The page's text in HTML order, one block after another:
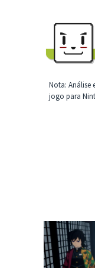
Nota: Análise
jogo para